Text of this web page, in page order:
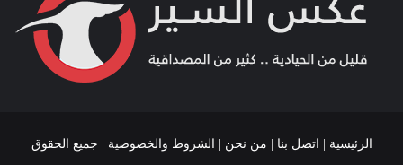
الرئيسية اتصل بنا من نحن الشروط والخصوصية | جميع الحقوق